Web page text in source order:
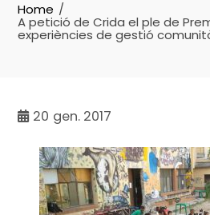
Home
A petició de Crida el ple de
experiències de gestió
20 gen. 2017